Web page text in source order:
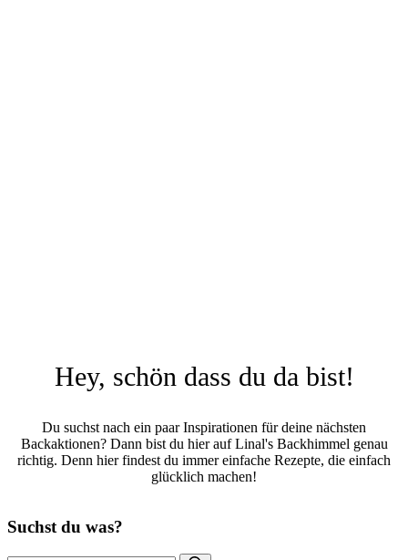
Hey, schön dass du da bist!
Du suchst nach ein paar Inspirationen für deine nächsten
Backaktionen? Dann bist du hier auf Linal's Backhimmel genau
richtig. Denn hier findest du immer einfache Rezepte, die einfach
glücklich machen!
Suchst du was?